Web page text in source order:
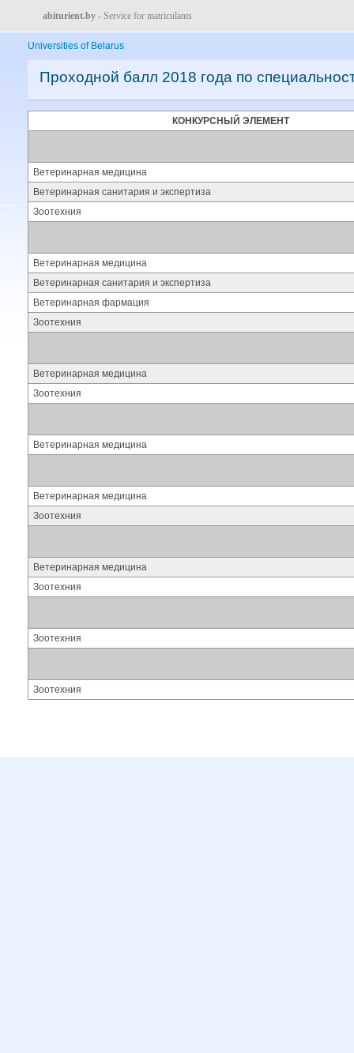
abiturient.by - Service for matriculants
Universities of Belarus
Проходной балл 2018 года по
КОНКУРСНЫЙ ЭЛЕМЕНТ
Ветеринарная медицина
Ветеринарная санитария и экспертиза
Зоотехния
Ветеринарная медицина
Ветеринарная санитария и экспертиза
Ветеринарная фармация
Зоотехния
Ветеринарная медицина
Зоотехния
Ветеринарная медицина
Ветеринарная медицина
Зоотехния
Ветеринарная медицина
Зоотехния
Зоотехния
Зоотехния